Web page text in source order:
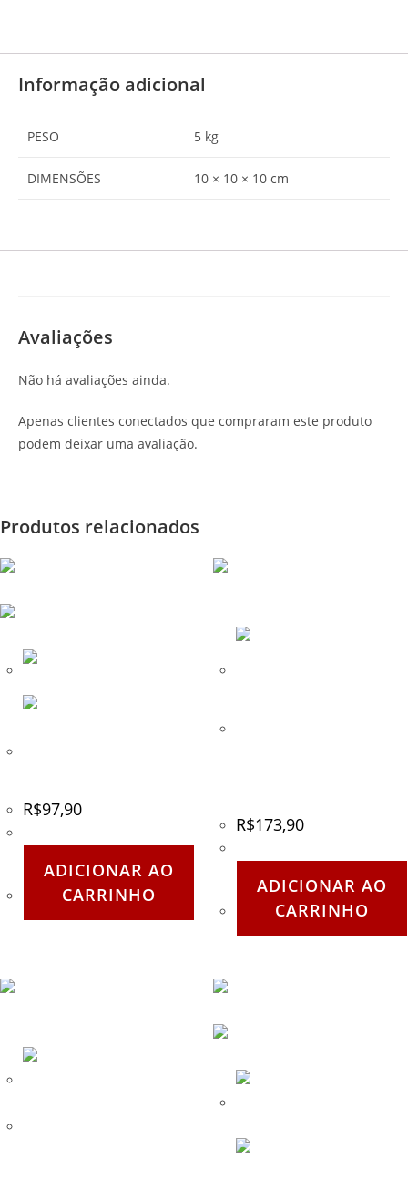
Informação adicional
PESO 5 kg
DIMENSÕES 10 × 10 × 10 cm
Avaliações
Não há avaliações ainda.
Apenas clientes conectados que compraram este produto
podem deixar uma avaliação.
Produtos relacionados
R$97,90
ADICIONAR AO
CARRINHO
R$173,90
ADICIONAR AO
CARRINHO